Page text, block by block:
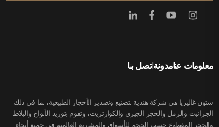
معلومات عنامدونة اتصل بنا
ستون غاليريا هي شركة هندية لتصنيع وتصدير الأحجار الطبيعية، بما في ذلك
الجرانيت والرمل والحجر الجيري والكوارتزيت، وتقوم بتوريد الألواح والبلاط
والحجر المقطوع حسب الحجم للأسواق والمشاريع العالمية في جميع أنحاء